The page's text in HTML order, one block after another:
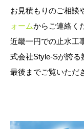
お見積もりのご相談
ォームからご連絡く
近畿一円での止水工
式会社Style-Sが誇る
最後までご覧いただ